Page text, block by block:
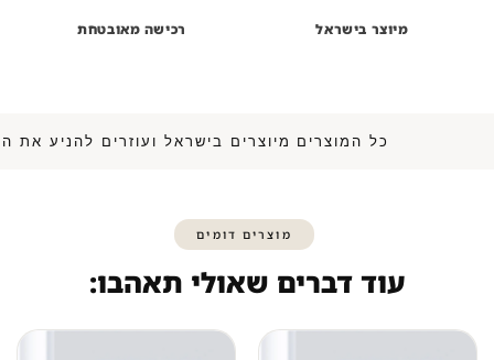
מיוצר בישראל רכישה מאובטחת
כל המוצרים מיוצרים בישראל ועוזרים
מוצרים דומים
עוד דברים שאולי תאהבו: